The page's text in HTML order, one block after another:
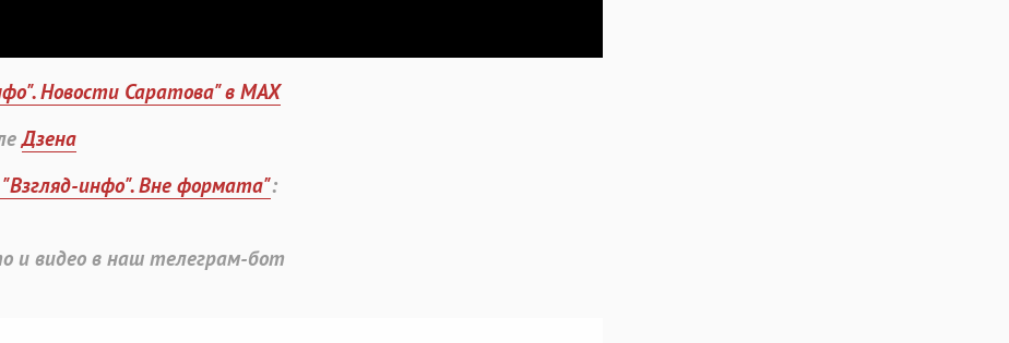
Новости Саратова" в MAX
Дзена
инфо". Вне формата":
и видео в наш телеграм-бот